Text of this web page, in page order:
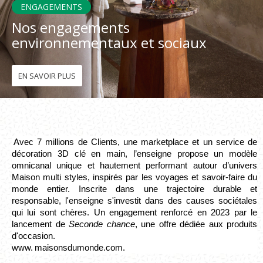
ENGAGEMENTS
Nos engagements
environnementaux et sociaux
EN SAVOIR PLUS
Avec 7 millions de Clients, une marketplace et un service de
décoration 3D clé en main, l’enseigne propose un modèle
omnicanal unique et hautement performant autour d’univers
Maison multi styles, inspirés par les voyages et savoir-faire du
monde entier. Inscrite dans une trajectoire durable et
responsable, l'enseigne s'investit dans des causes sociétales
qui lui sont chères. Un engagement renforcé en 2023 par le
lancement de Seconde chance, une offre dédiée aux produits
d'occasion.
www. maisonsdumonde.com.